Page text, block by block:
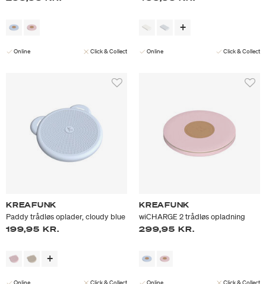
Online Click & Collect Online Click & Collect
KREAFUNK
Paddy trådløs oplader, cloudy blue
199,95 KR.
KREAFUNK
wiCHARGE 2 trådløs opladning
299,95 KR.